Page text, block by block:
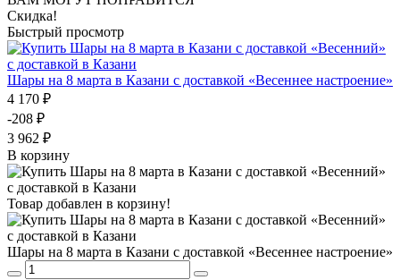
Скидка!
Быстрый просмотр
Шары на 8 марта в Казани с доставкой «Весеннее настроение»
4 170 ₽
-208 ₽
3 962 ₽
В корзину
Товар добавлен в корзину!
Шары на 8 марта в Казани с доставкой «Весеннее настроение»